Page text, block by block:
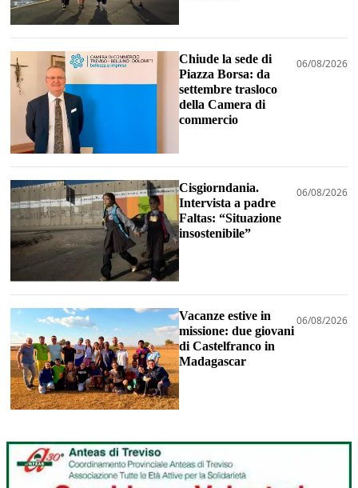
Chiude la sede di
Piazza Borsa: da
settembre trasloco
della Camera di
commercio
06/08/2026
Cisgiorndania.
Intervista a padre
Faltas: “Situazione
insostenibile”
06/08/2026
Vacanze estive in
missione: due giovani
di Castelfranco in
Madagascar
06/08/2026